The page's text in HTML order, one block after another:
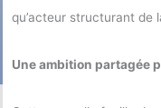
qu’acteur structurant de
Une ambition partagée